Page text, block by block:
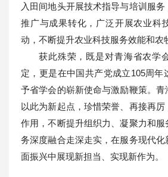
入田间地头开展技术指导与培训服
推广与成果转化，广泛开展农业科
动，不断提升农业科技服务效能和农
获此殊荣，既是对青海省农学
定，更是在中国共产党成立105周年
予省学会的崭新使命与激励鞭策。
以此为新起点，珍惜荣誉、再接再
作用，不断提升组织力、凝聚力和
务深度融合走深走实，在服务现代
面振兴中展现新担当、实现新作为。